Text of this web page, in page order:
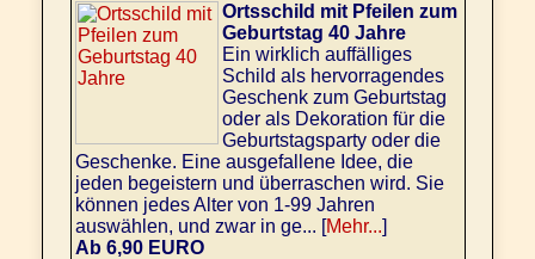
Ortsschild mit Pfeilen zum
Geburtstag 40 Jahre
Ein wirklich auffälliges
Schild als hervorragendes
Geschenk zum Geburtstag
oder als Dekoration für die
Geburtstagsparty oder die
Geschenke. Eine ausgefallene Idee, die
jeden begeistern und überraschen wird. Sie
können jedes Alter von 1-99 Jahren
auswählen, und zwar in ge... [Mehr...]
Ab 6,90 EURO